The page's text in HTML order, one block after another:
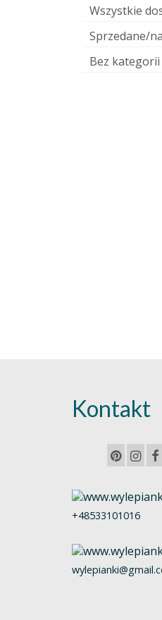
Wszystkie
Sprzedane/
Bez kategorii
Kontakt
+48533101016